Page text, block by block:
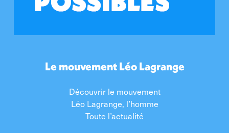
Le mouvement Léo Lagrange
Découvrir le mouvement
Léo Lagrange, l’homme
Toute l’actualité